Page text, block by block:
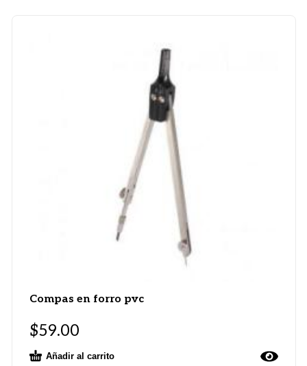
Compas en forro pvc
$59.00
Añadir al carrito